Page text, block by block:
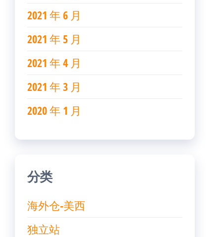
2021 年 6 月
2021 年 5 月
2021 年 4 月
2021 年 3 月
2020 年 1 月
分类
海外仓-美西
独立站